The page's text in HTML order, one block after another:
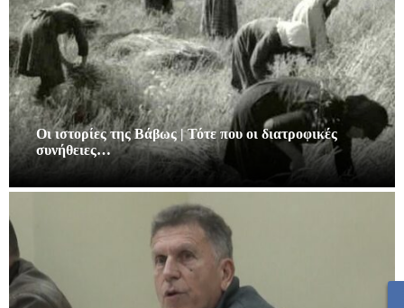
Οι ιστορίες της Βάβως | Τότε που οι διατροφικές
συνήθειες…